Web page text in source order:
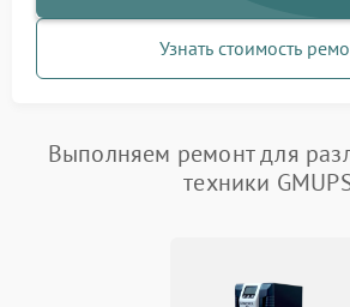
Узнать стоимость
Выполняем ремонт для
техники